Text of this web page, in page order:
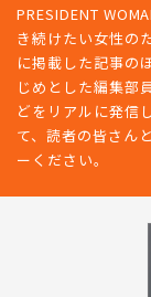
PRESIDENT
き続けたい女性の
に掲載した記事の
じめとした編集部
どをリアルに発信
て、読者の皆さん
ーください。